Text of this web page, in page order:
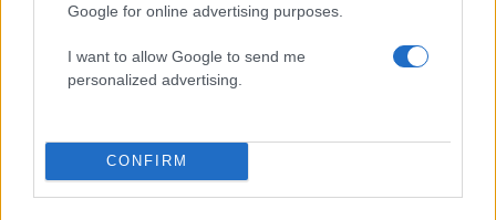
Google for online advertising purposes.
I want to allow Google to send me
personalized advertising.
CONFIRM
Όροι Χρήσης . Το site προστατεύεται από reCAPTCHA, ισχύουν
Κόσμος
Share:
Ακολουθήστε το Νewsit.gr στοGoogle Newsκαι